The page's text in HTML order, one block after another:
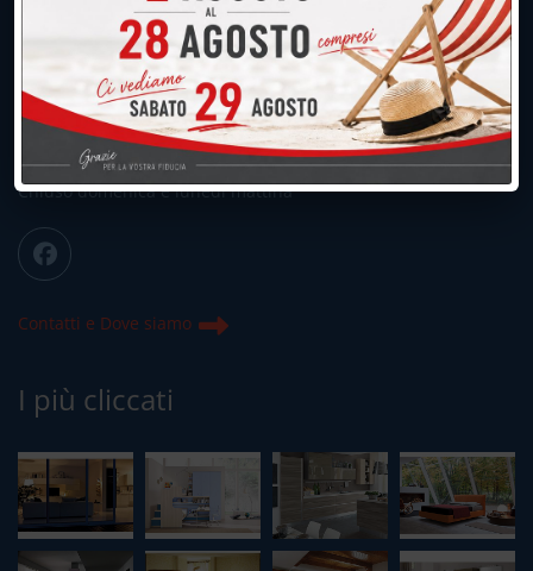
UNICA SEDE: CALCO (Lecco)
039.677.2778
039.677.2778
info@peregoarredamenti.it
ORARI: 09.00/12.00 - 15.00/19.15
Chiuso domenica e lunedì mattina
Contatti e Dove siamo
I più cliccati